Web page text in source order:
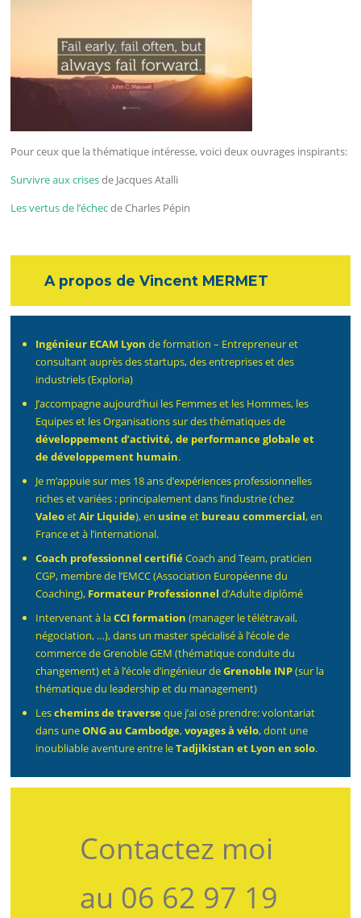
Pour ceux que la thématique intéresse, voici deux ouvrages inspirants:
Survivre aux crisesde Jacques Atalli
Les vertus de l’échecde Charles Pépin
A propos de Vincent MERMET
Ingénieur ECAM Lyon de formation – Entrepreneur et
consultant auprès des startups, des entreprises et des
industriels (Exploria)
J’accompagne aujourd’hui les Femmes et les Hommes, les
Equipes et les Organisations sur des thématiques de
développement d’activité, de performance globale et
de développement humain.
Je m’appuie sur mes 18 ans d’expériences professionnelles
riches et variées : principalement dans l’industrie (chez
ValeoetAir Liquide), en usineet bureau commercial, en
France et à l’international.
Coach professionnel certifiéCoach and Team, praticien
CGP, membre de l’EMCC (Association Européenne du
Coaching), Formateur Professionnel d’Adulte diplômé
Intervenant à laCCI formation (manager le télétravail,
négociation, …), dans un master spécialisé à l’école de
commerce de Grenoble GEM (thématique conduite du
changement) et à l’école d’ingénieur deGrenoble INP(sur la
thématique du leadership et du management)
Leschemins de traverseque j’ai osé prendre: volontariat
dans uneONG au Cambodge,voyages à vélo, dont une
inoubliable aventure entre leTadjikistan et Lyon en solo.
Contactez moi
au 06 62 97 19